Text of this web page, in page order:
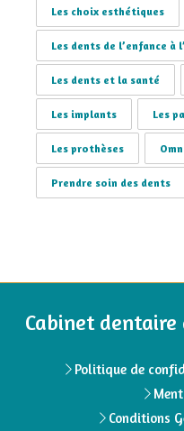
Les choix esthétiques
Les dents de l’enfance à
Les dents et la santé
Les implants Les
Les prothèses
Prendre soin des dents
Cabinet dentaire
Politique de
Conditions